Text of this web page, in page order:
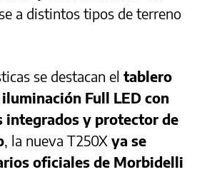
a distintos tipos de terreno
se destacan el tablero
Full LED con
integrados y protector de
, la nueva T250X ya se
oficiales de Morbidelli